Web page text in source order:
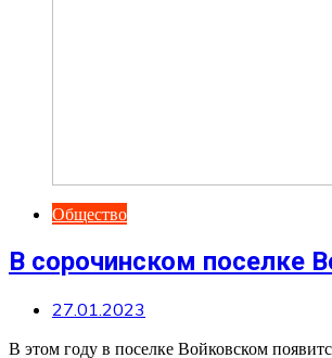
Общество
В сорочинском поселке
27.01.2023
В этом году в поселке Войковском